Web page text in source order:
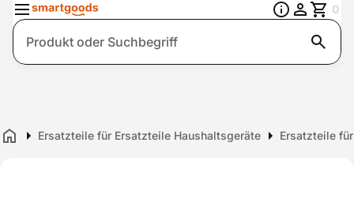
Suche
0
Home Ersatzteile für Ersatzteile Haushaltsgeräte Ersatzteile